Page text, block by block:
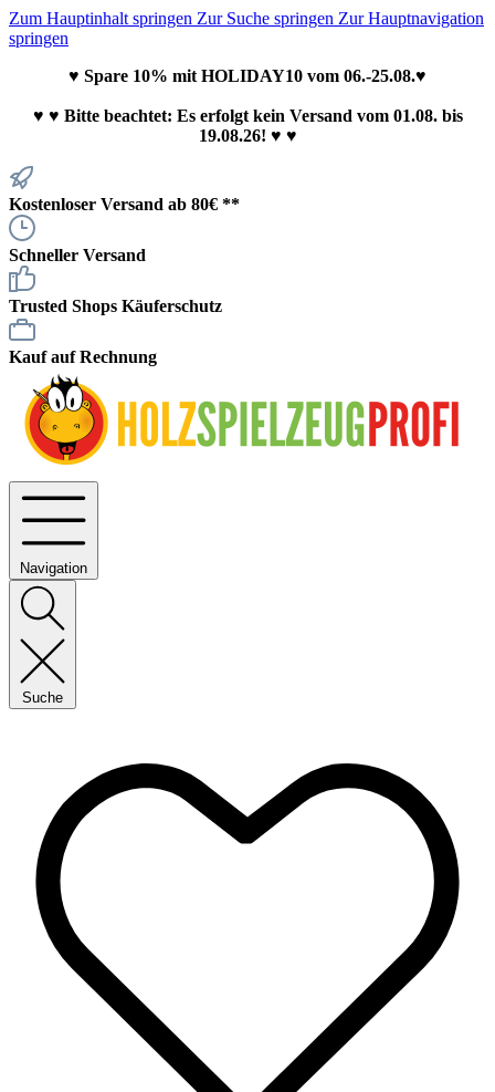
Zum Hauptinhalt springen Zur Suche springen Zur Hauptnavigation
springen
♥ Spare 10% mit HOLIDAY10 vom 06.-25.08.♥
♥ ♥ Bitte beachtet: Es erfolgt kein Versand vom 01.08. bis
19.08.26! ♥ ♥
Kostenloser Versand ab 80€ **
Schneller Versand
Trusted Shops Käuferschutz
Kauf auf Rechnung
Navigation
Suche